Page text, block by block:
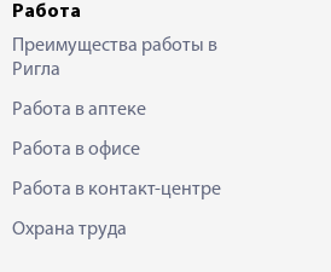
Работа
Преимущества работы в
Ригла
Работа в аптеке
Работа в офисе
Работа в контакт-центре
Охрана труда